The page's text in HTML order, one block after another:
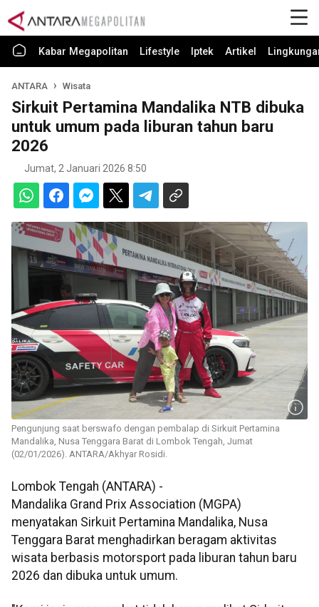
Kabar Megapolitan Lifestyle Iptek Artikel
ANTARA Wisata
Sirkuit Pertamina Mandalika NTB dibuka
untuk umum pada liburan tahun baru
2026
Jumat, 2 Januari 2026 8:50
Pengunjung saat berswafo dengan pembalap di Sirkuit Pertamina
Mandalika, Nusa Tenggara Barat di Lombok Tengah, Jumat
(02/01/2026). ANTARA/Akhyar Rosidi.
Lombok Tengah (ANTARA) -
Mandalika Grand Prix Association (MGPA)
menyatakan Sirkuit Pertamina Mandalika, Nusa
Tenggara Barat menghadirkan beragam aktivitas
wisata berbasis motorsport pada liburan tahun baru
2026 dan dibuka untuk umum.